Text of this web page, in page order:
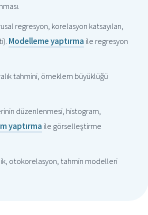
regresyon, korelasyon katsayıları,
Modelleme yaptırma ile regresyon
tahmini, örneklem büyüklüğü
düzenlenmesi, histogram,
yaptırma ile görselleştirme
otokorelasyon, tahmin modelleri